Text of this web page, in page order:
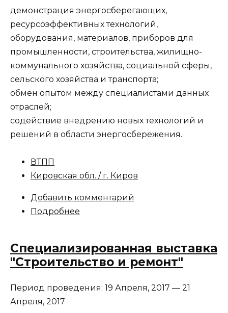
демонстрация энергосберегающих,
ресурсоэффективных технологий,
оборудования, материалов, приборов для
промышленности, строительства, жилищно-
коммунального хозяйства, социальной сферы,
сельского хозяйства и транспорта;
обмен опытом между специалистами данных
отраслей;
содействие внедрению новых технологий и
решений в области энергосбережения.
ВТПП
Кировская обл. / г. Киров
Добавить комментарий
Подробнее
Специализированная выставка
"Строительство и ремонт"
Период проведения: 19 Апреля, 2017 — 21
Апреля, 2017